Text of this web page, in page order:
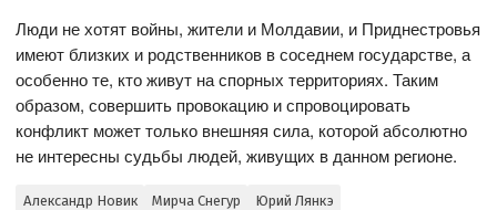
Люди не хотят войны, жители и Молдавии, и Приднестровья
имеют близких и родственников в соседнем государстве, а
особенно те, кто живут на спорных территориях. Таким
образом, совершить провокацию и спровоцировать
конфликт может только внешняя сила, которой абсолютно
не интересны судьбы людей, живущих в данном регионе.
Александр Новик Мирча Снегур Юрий Лянкэ